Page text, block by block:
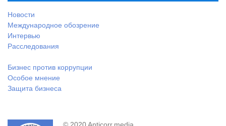
Новости
Международное обозрение
Интервью
Расследования
Бизнес против коррупции
Особое мнение
Защита бизнеса
© 2020 Anticorr.media